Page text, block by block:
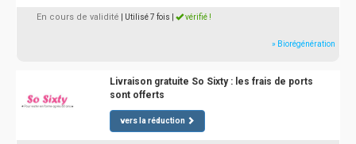
En cours de validité | Utilisé 7 fois vérifié !
» Biorégénération
Livraison gratuite So Sixty : les frais de ports
sont offerts
vers la réduction